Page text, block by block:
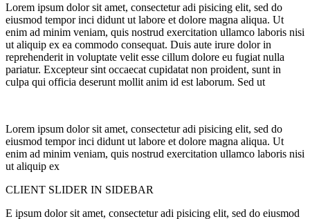
Lorem ipsum dolor sit amet, consectetur adi pisicing elit, sed do
eiusmod tempor inci didunt ut labore et dolore magna aliqua. Ut
enim ad minim veniam, quis nostrud exercitation ullamco laboris nisi
ut aliquip ex ea commodo consequat. Duis aute irure dolor in
reprehenderit in voluptate velit esse cillum dolore eu fugiat nulla
pariatur. Excepteur sint occaecat cupidatat non proident, sunt in
culpa qui officia deserunt mollit anim id est laborum. Sed ut
Lorem ipsum dolor sit amet, consectetur adi pisicing elit, sed do
eiusmod tempor inci didunt ut labore et dolore magna aliqua. Ut
enim ad minim veniam, quis nostrud exercitation ullamco laboris nisi
ut aliquip ex
CLIENT SLIDER IN SIDEBAR
E ipsum dolor sit amet, consectetur adi pisicing elit, sed do eiusmod